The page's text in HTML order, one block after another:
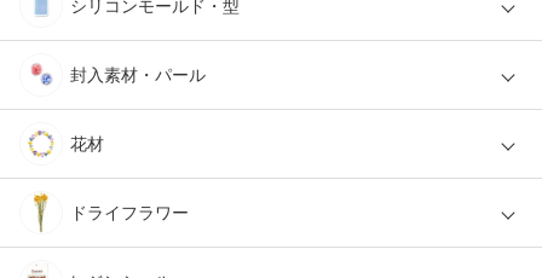
シリコンモールド・型
封入素材・パール
花材
ドライフラワー